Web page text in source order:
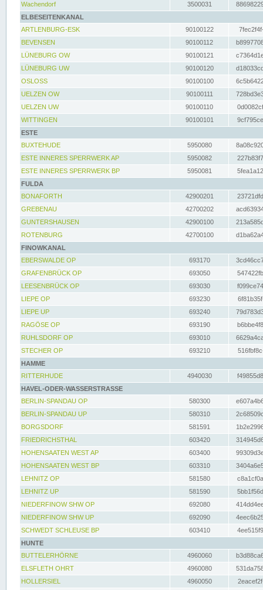
Wachendorf
3500031
ELBESEITENKANAL
ARTLENBURG-ESK
90100122
BEVENSEN
90100112
LÜNEBURG OW
90100121
LÜNEBURG UW
90100120
OSLOSS
90100100
UELZEN OW
90100111
UELZEN UW
90100110
WITTINGEN
90100101
ESTE
BUXTEHUDE
5950080
ESTE INNERES SPERRWERK AP
5950082
ESTE INNERES SPERRWERK BP
5950081
FULDA
BONAFORTH
42900201
GREBENAU
42700202
GUNTERSHAUSEN
42900100
ROTENBURG
42700100
FINOWKANAL
EBERSWALDE OP
693170
GRAFENBRÜCK OP
693050
LEESENBRÜCK OP
693030
LIEPE OP
693230
LIEPE UP
693240
RAGÖSE OP
693190
RUHLSDORF OP
693010
STECHER OP
693210
HAMME
RITTERHUDE
4940030
HAVEL-ODER-WASSERSTRASSE
BERLIN-SPANDAU OP
580300
BERLIN-SPANDAU UP
580310
BORGSDORF
581591
FRIEDRICHSTHAL
603420
HOHENSAATEN WEST AP
603400
HOHENSAATEN WEST BP
603310
LEHNITZ OP
581580
LEHNITZ UP
581590
NIEDERFINOW SHW OP
692080
NIEDERFINOW SHW UP
692090
SCHWEDT SCHLEUSE BP
603410
HUNTE
BUTTELERHÖRNE
4960060
ELSFLETH OHRT
4960080
HOLLERSIEL
4960050